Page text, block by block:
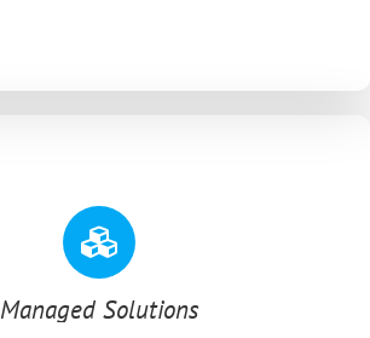
Managed Solutions